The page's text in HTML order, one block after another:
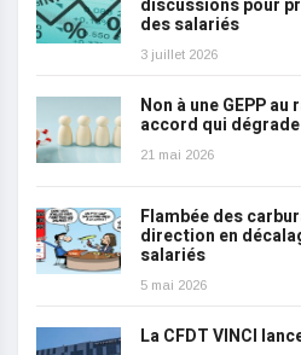
discussions pour
des salariés
3 juillet 2026
Non à une GEPP
accord qui
21 mai 2026
Flambée des
direction en
salariés
5 mai 2026
La CFDT VINCI